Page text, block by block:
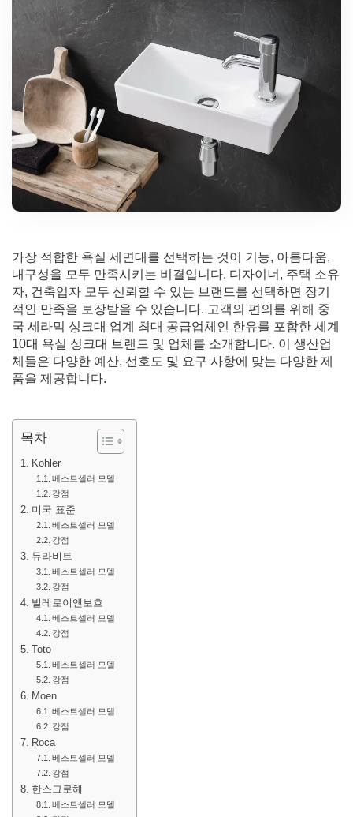
가장 적합한 욕실 세면대를 선택하는 것이 기능, 아름다움,
내구성을 모두 만족시키는 비결입니다. 디자이너, 주택 소유
자, 건축업자 모두 신뢰할 수 있는 브랜드를 선택하면 장기
적인 만족을 보장받을 수 있습니다. 고객의 편의를 위해 중
국 세라믹 싱크대 업계 최대 공급업체인 한유를 포함한 세계
10대 욕실 싱크대 브랜드 및 업체를 소개합니다. 이 생산업
체들은 다양한 예산, 선호도 및 요구 사항에 맞는 다양한 제
품을 제공합니다.
목차
Kohler
베스트셀러 모델
강점
미국 표준
베스트셀러 모델
강점
듀라비트
베스트셀러 모델
강점
빌레로이앤보흐
베스트셀러 모델
강점
Toto
베스트셀러 모델
강점
Moen
베스트셀러 모델
강점
Roca
베스트셀러 모델
강점
한스그로헤
베스트셀러 모델